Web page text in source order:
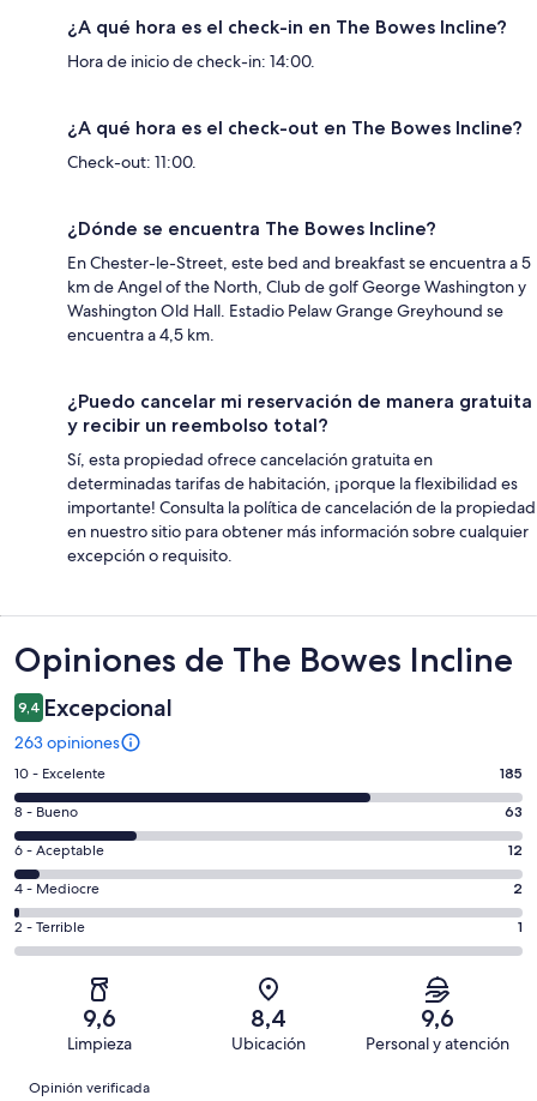
¿A qué hora es el check-in en The Bowes Incline?
Hora de inicio de check-in: 14:00.
¿A qué hora es el check-out en The Bowes Incline?
Check-out: 11:00.
¿Dónde se encuentra The Bowes Incline?
En Chester-le-Street, este bed and breakfast se encuentra a 5
km de Angel of the North, Club de golf George Washington y
Washington Old Hall. Estadio Pelaw Grange Greyhound se
encuentra a 4,5 km.
¿Puedo cancelar mi reservación de manera gratuita
y recibir un reembolso total?
Sí, esta propiedad ofrece cancelación gratuita en
determinadas tarifas de habitación, ¡porque la flexibilidad es
importante! Consulta la política de cancelación de la propiedad
en nuestro sitio para obtener más información sobre cualquier
excepción o requisito.
Opiniones
Opiniones de The Bowes Incline
9,4 Excepcional
263 opiniones
Evaluación:
10
-
Excelente.
185
de
263
opiniones
10 - Excelente 185
Evaluación:
8
-
Bueno.
63
de
opiniones
8 - Bueno 63
Evaluación:
6
-
Aceptable.
12
opiniones
6 - Aceptable 12
Evaluación:
4
-
4 - Mediocre 2
Evaluación:
2
263
2 - Terrible 1
9,6
Limpieza
8,4
Ubicación
9,6
Personal y atención
Opiniones
Opinión verificada